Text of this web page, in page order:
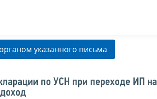
указанного письма
по УСН при переходе ИП